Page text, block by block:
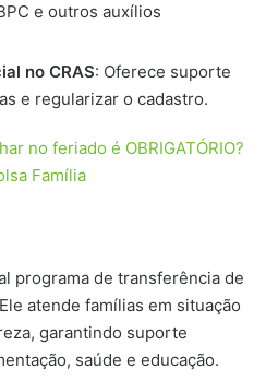
e outros auxílios
no CRAS: Oferece suporte
e regularizar o cadastro.
no feriado é OBRIGATÓRIO?
Família
programa de transferência de
atende famílias em situação
garantindo suporte
saúde e educação.